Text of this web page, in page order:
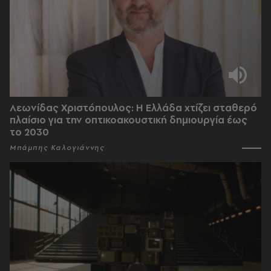
Λεωνίδας Χριστόπουλος: Η Ελλάδα χτίζει σταθερό
πλαίσιο για την οπτικοακουστική δημιουργία έως
το 2030
Μπάμπης Καλογιάννης